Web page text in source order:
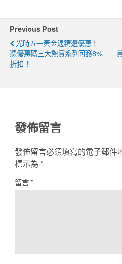
Previous Post
光時五一黃金週精選優惠！
憑優惠碼三大熱賣系列可獲8%
折扣！
發佈留言
發佈留言必須填寫的電子郵件
標示為 *
留言*